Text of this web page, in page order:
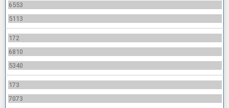
6553
5113
172
6810
5340
173
7073